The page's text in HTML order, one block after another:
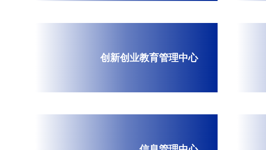
创新创业教育管理中心